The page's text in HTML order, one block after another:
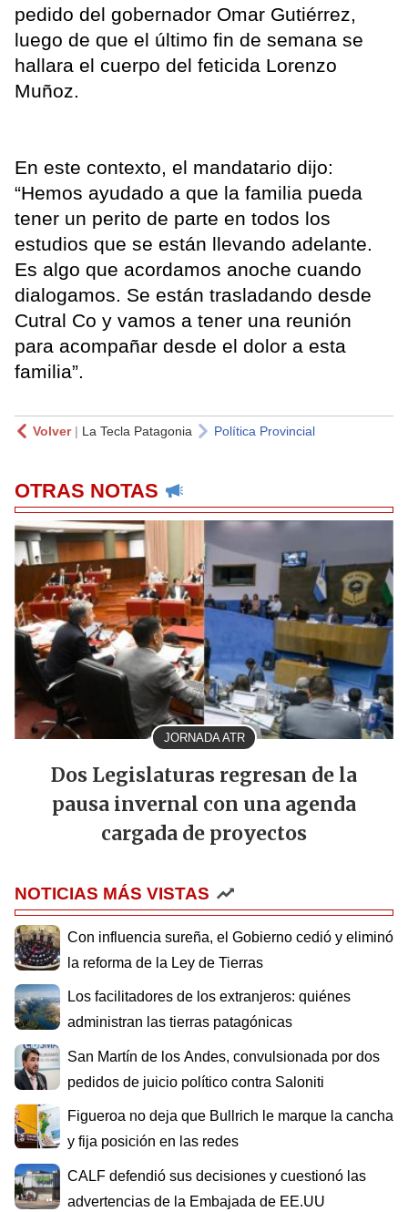
pedido del gobernador Omar Gutiérrez,
luego de que el último fin de semana se
hallara el cuerpo del feticida Lorenzo
Muñoz.
En este contexto, el mandatario dijo:
“Hemos ayudado a que la familia pueda
tener un perito de parte en todos los
estudios que se están llevando adelante.
Es algo que acordamos anoche cuando
dialogamos. Se están trasladando desde
Cutral Co y vamos a tener una reunión
para acompañar desde el dolor a esta
familia”.
Volver| La Tecla Patagonia Política Provincial
OTRAS NOTAS
JORNADA ATR
Dos Legislaturas regresan de la
pausa invernal con una agenda
cargada de proyectos
NOTICIAS MÁS VISTAS
Con influencia sureña, el Gobierno cedió y eliminó
la reforma de la Ley de Tierras
Los facilitadores de los extranjeros: quiénes
administran las tierras patagónicas
San Martín de los Andes, convulsionada por dos
pedidos de juicio político contra Saloniti
Figueroa no deja que Bullrich le marque la cancha
y fija posición en las redes
CALF defendió sus decisiones y cuestionó las
advertencias de la Embajada de EE.UU